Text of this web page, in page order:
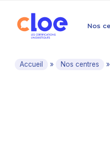
Nos
Accueil » Nos centres »